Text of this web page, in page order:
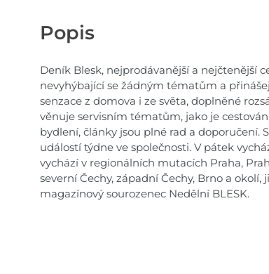
Popis
Deník Blesk, nejprodávanější a nejčtenější
nevyhýbající se žádným tématům a
senzace z domova i ze světa, doplněné
věnuje servisním tématům, jako je
bydlení, články jsou plné rad a
událostí týdne ve společnosti. V pátek
vychází v regionálních mutacích Praha,
severní Čechy, západní Čechy, Brno a
magazínový sourozenec Nedělní BLESK.